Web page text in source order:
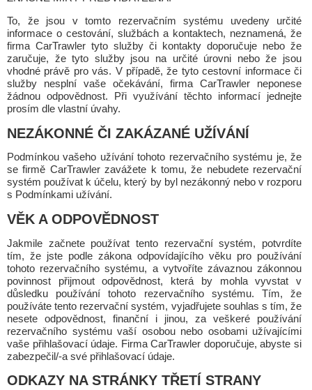
To, že jsou v tomto rezervačním systému uvedeny určité
informace o cestování, službách a kontaktech, neznamená, že
firma CarTrawler tyto služby či kontakty doporučuje nebo že
zaručuje, že tyto služby jsou na určité úrovni nebo že jsou
vhodné právě pro vás. V případě, že tyto cestovní informace či
služby nesplní vaše očekávání, firma CarTrawler neponese
žádnou odpovědnost. Při využívání těchto informací jednejte
prosím dle vlastní úvahy.
NEZÁKONNÉ ČI ZAKÁZANÉ UŽÍVÁNÍ
Podmínkou vašeho užívání tohoto rezervačního systému je, že
se firmě CarTrawler zavážete k tomu, že nebudete rezervační
systém používat k účelu, který by byl nezákonný nebo v rozporu
s Podmínkami užívání.
VĚK A ODPOVĚDNOST
Jakmile začnete používat tento rezervační systém, potvrdíte
tím, že jste podle zákona odpovídajícího věku pro používání
tohoto rezervačního systému, a vytvoříte závaznou zákonnou
povinnost přijmout odpovědnost, která by mohla vyvstat v
důsledku používání tohoto rezervačního systému. Tím, že
používáte tento rezervační systém, vyjadřujete souhlas s tím, že
nesete odpovědnost, finanční i jinou, za veškeré používání
rezervačního systému vaší osobou nebo osobami užívajícími
vaše přihlašovací údaje. Firma CarTrawler doporučuje, abyste si
zabezpečil/-a své přihlašovací údaje.
ODKAZY NA STRÁNKY TŘETÍ STRANY